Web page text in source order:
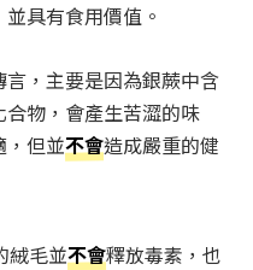
並具有食用價值。
，主要是因為銀蕨中含
物，會產生苦澀的味
，但並不會造成嚴重的健
絨毛並不會釋放毒素，也